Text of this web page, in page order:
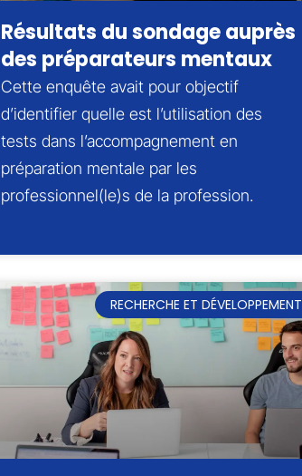
Résultats du sondage auprès
des préparateurs mentaux
Cette enquête avait pour objectif
d’identifier quelle est l’utilisation des
tests dans l’accompagnement en
préparation mentale par les
professionnel(le)s de la profession.
RECHERCHE ET DÉVELOPPEMENT